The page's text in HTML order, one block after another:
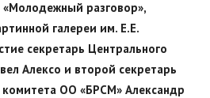
разговор»,
галереи им. Е.Е.
секретарь Центрального
Алексо и второй секретарь
комитета ОО «БРСМ» Александр